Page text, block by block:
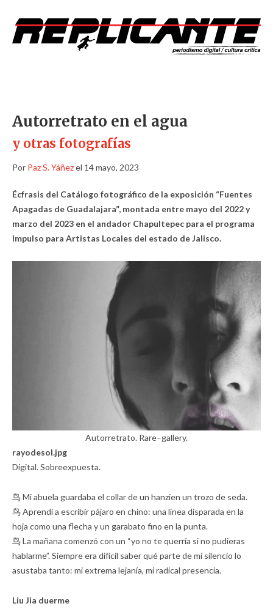
Autorretrato en el agua
y otras fotografías
Por Paz S. Yáñezel 14 mayo, 2023
Écfrasis del Catálogo fotográfico de la exposición “Fuentes
Apagadas de Guadalajara”, montada entre mayo del 2022 y
marzo del 2023 en el andador Chapultepec para el programa
Impulso para Artistas Locales del estado de Jalisco.
Autorretrato. Rare–gallery.
rayodesol.jpg
Digital. Sobreexpuesta.
鸟 Mi abuela guardaba el collar de un hanzien un trozo de seda.
鸟 Aprendí a escribir pájaro en chino: una línea disparada en la
hoja como una flecha y un garabato fino en la punta.
鸟 La mañana comenzó con un “yo no te querría si no pudieras
hablarme”. Siempre era difícil saber qué parte de mi silencio lo
asustaba tanto: mi extrema lejanía, mi radical presencia.
Liu Jia duerme